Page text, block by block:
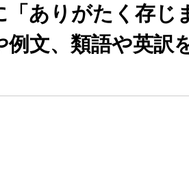
「ありがたく存じ
例文、類語や英訳